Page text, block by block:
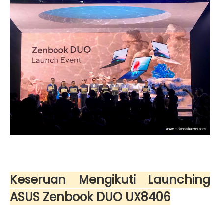
Keseruan Mengikuti Launching
ASUS Zenbook DUO UX8406